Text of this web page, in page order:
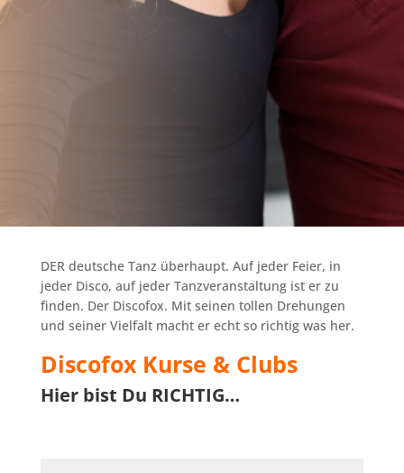
DER deutsche Tanz überhaupt. Auf jeder Feier, in
jeder Disco, auf jeder Tanzveranstaltung ist er zu
finden. Der Discofox. Mit seinen tollen Drehungen
und seiner Vielfalt macht er echt so richtig was her.
Discofox Kurse & Clubs
Hier bist Du RICHTIG…